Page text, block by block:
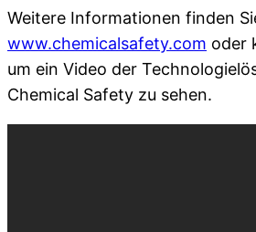
Weitere Informationen finden
www.chemicalsafety.com oder
um ein Video der
Chemical Safety zu sehen.